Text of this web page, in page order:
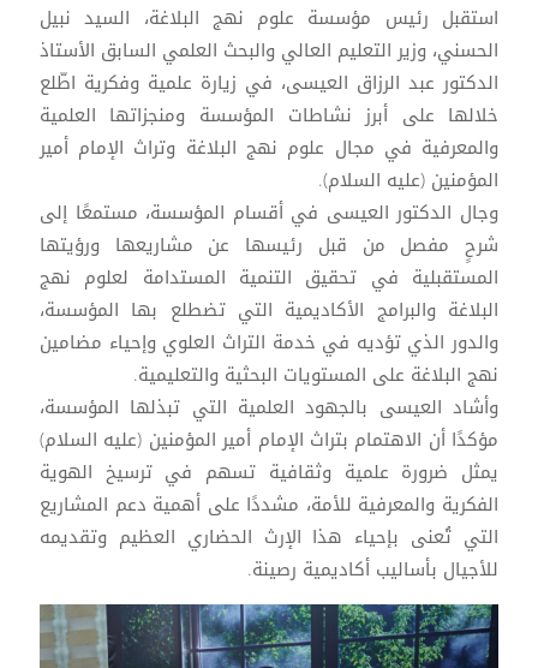
استقبل رئيس مؤسسة علوم نهج البلاغة، السيد نبيل
الحسني، وزير التعليم العالي والبحث العلمي السابق الأستاذ
الدكتور عبد الرزاق العيسى، في زيارة علمية وفكرية اطّلع
خلالها على أبرز نشاطات المؤسسة ومنجزاتها العلمية
والمعرفية في مجال علوم نهج البلاغة وتراث الإمام أمير
المؤمنين (عليه السلام).
وجال الدكتور العيسى في أقسام المؤسسة، مستمعًا إلى
شرحٍ مفصل من قبل رئيسها عن مشاريعها ورؤيتها
المستقبلية في تحقيق التنمية المستدامة لعلوم نهج
البلاغة والبرامج الأكاديمية التي تضطلع بها المؤسسة،
والدور الذي تؤديه في خدمة التراث العلوي وإحياء مضامين
نهج البلاغة على المستويات البحثية والتعليمية.
وأشاد العيسى بالجهود العلمية التي تبذلها المؤسسة،
مؤكدًا أن الاهتمام بتراث الإمام أمير المؤمنين (عليه السلام)
يمثل ضرورة علمية وثقافية تسهم في ترسيخ الهوية
الفكرية والمعرفية للأمة، مشددًا على أهمية دعم المشاريع
التي تُعنى بإحياء هذا الإرث الحضاري العظيم وتقديمه
للأجيال بأساليب أكاديمية رصينة.